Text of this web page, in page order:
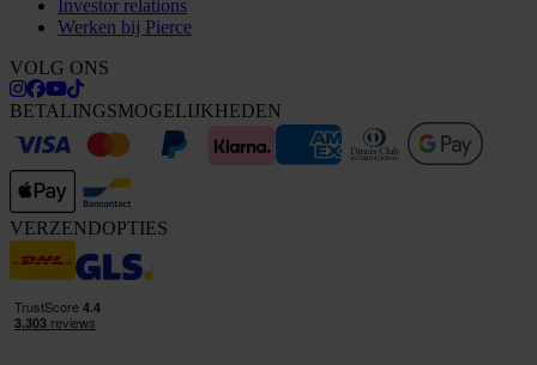
Investor relations
Werken bij Pierce
VOLG ONS
BETALINGSMOGELIJKHEDEN
VERZENDOPTIES